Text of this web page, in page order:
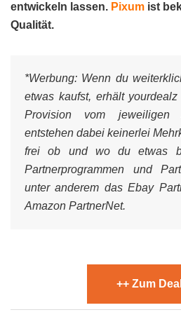
entwickeln lassen. Pixum ist
Qualität.
*Werbung: Wenn du
etwas kaufst, erhält
Provision vom jeweiligen
entstehen dabei keinerlei
frei ob und wo du etwas
Partnerprogrammen und
unter anderem das Ebay
Amazon PartnerNet.
++ Zum